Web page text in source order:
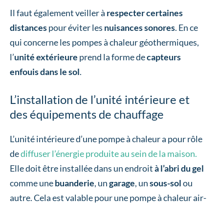
Il faut également veiller à respecter certaines
distancespour éviter les nuisances sonores. En ce
qui concerne les pompes à chaleur géothermiques,
l’unité extérieure prend la forme decapteurs
enfouis dans le sol.
L’installation de l’unité intérieure et
des équipements de chauffage
L’unité intérieure d’une pompe à chaleur a pour rôle
dediffuser l’énergie produite au sein de la maison.
Elle doit être installée dans un endroità l’abri du gel
comme unebuanderie, ungarage, unsous-solou
autre. Cela est valable pour une pompe à chaleur air-